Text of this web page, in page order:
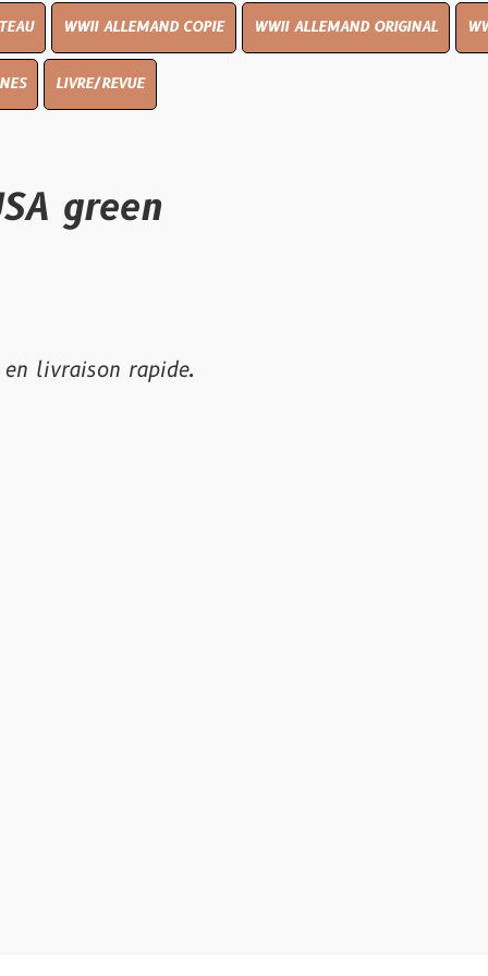
ALLEMAND COPIE WWII ALLEMAND ORIGINAL WWII UK
rapide.